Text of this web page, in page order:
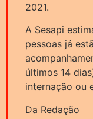
2021.
A Sesapi
pessoas já
últimos 14
internação ou
Da Redação